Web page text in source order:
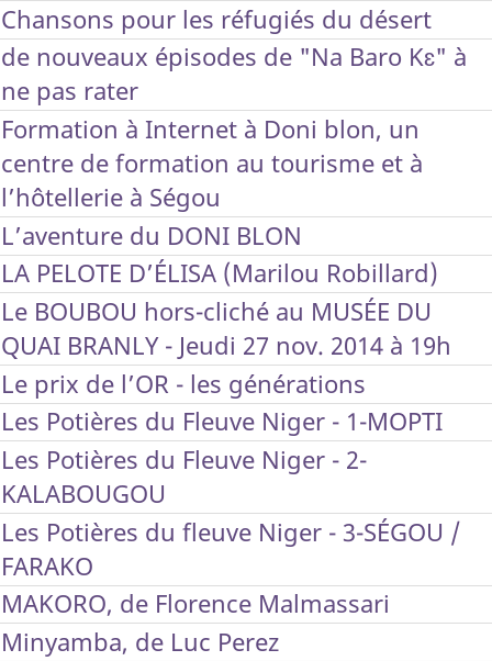
Chansons pour les réfugiés du désert
de nouveaux épisodes de "Na Baro Kɛ" à
ne pas rater
Formation à Internet à Doni blon, un
centre de formation au tourisme et à
l’hôtellerie à Ségou
L’aventure du DONI BLON
LA PELOTE D’ÉLISA (Marilou Robillard)
Le BOUBOU hors-cliché au MUSÉE DU
QUAI BRANLY - Jeudi 27 nov. 2014 à 19h
Le prix de l’OR - les générations
Les Potières du Fleuve Niger - 1-MOPTI
Les Potières du Fleuve Niger - 2-
KALABOUGOU
Les Potières du fleuve Niger - 3-SÉGOU /
FARAKO
MAKORO, de Florence Malmassari
Minyamba, de Luc Perez